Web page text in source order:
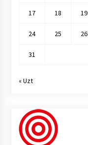
17 18 19
24 25 26
31
« Uzt